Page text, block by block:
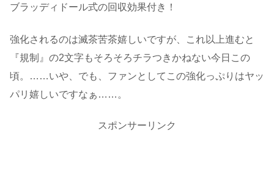
ブラッディドール式の回収効果付き！
強化されるのは滅茶苦茶嬉しいですが、これ以上進むと
『規制』の2文字もそろそろチラつきかねない今日この
頃。……いや、でも、ファンとしてこの強化っぷりはヤッ
パリ嬉しいですなぁ……。
スポンサーリンク